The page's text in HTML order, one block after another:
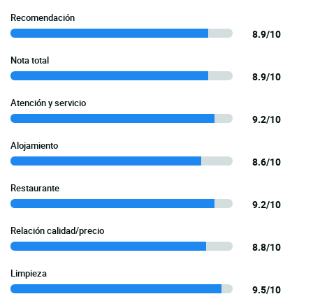
Recomendación
8.9/10
Nota total
8.9/10
Atención y servicio
9.2/10
Alojamiento
8.6/10
Restaurante
9.2/10
Relación calidad/precio
8.8/10
Limpieza
9.5/10